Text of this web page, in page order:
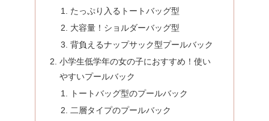
たっぷり入るトートバッグ型
大容量！ショルダーバッグ型
背負えるナップサック型プールバック
小学生低学年の女の子におすすめ！使い
やすいプールバック
トートバッグ型のプールバック
二層タイプのプールバック